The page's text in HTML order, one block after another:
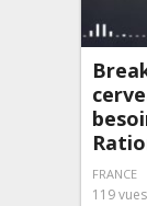
FRANCE
119vues